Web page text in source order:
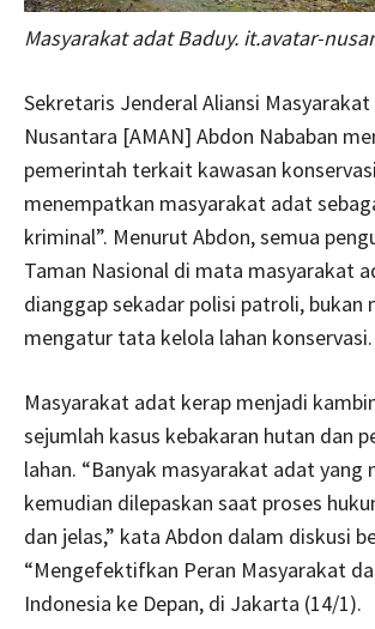
Masyarakat adat Baduy. it.avatar-
Sekretaris Jenderal Aliansi
Nusantara [AMAN] Abdon Nababan
pemerintah terkait kawasan
menempatkan masyarakat adat
kriminal”. Menurut Abdon, semua
Taman Nasional di mata masyarakat
dianggap sekadar polisi patroli, bukan
mengatur tata kelola lahan konservasi.
Masyarakat adat kerap menjadi
sejumlah kasus kebakaran hutan dan
lahan. “Banyak masyarakat adat yang
kemudian dilepaskan saat proses
dan jelas,” kata Abdon dalam diskusi
“Mengefektifkan Peran Masyarakat
Indonesia ke Depan, di Jakarta (14/1).